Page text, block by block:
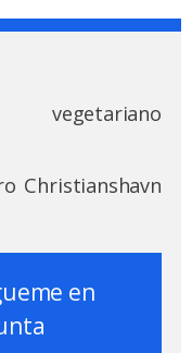
vegetariano
Christianshavn
en